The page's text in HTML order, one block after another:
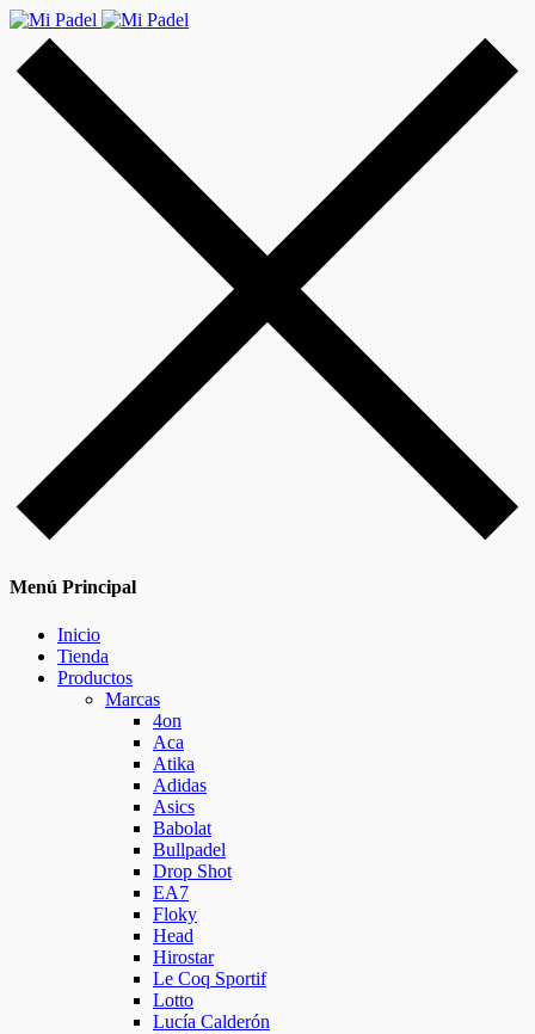
Menú Principal
Inicio
Tienda
Productos
Marcas
4on
Aca
Atika
Adidas
Asics
Babolat
Bullpadel
Drop Shot
EA7
Floky
Head
Hirostar
Le Coq Sportif
Lotto
Lucía Calderón